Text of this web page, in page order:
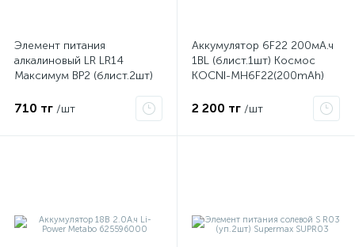
Элемент питания
алкалиновый LR LR14
Максимум BP2 (блист.2шт)
710 тг /шт
Аккумулятор 6F22 200мА.ч
1BL (блист.1шт) Космос
KOCNI-MH6F22(200mAh)
2 200 тг /шт